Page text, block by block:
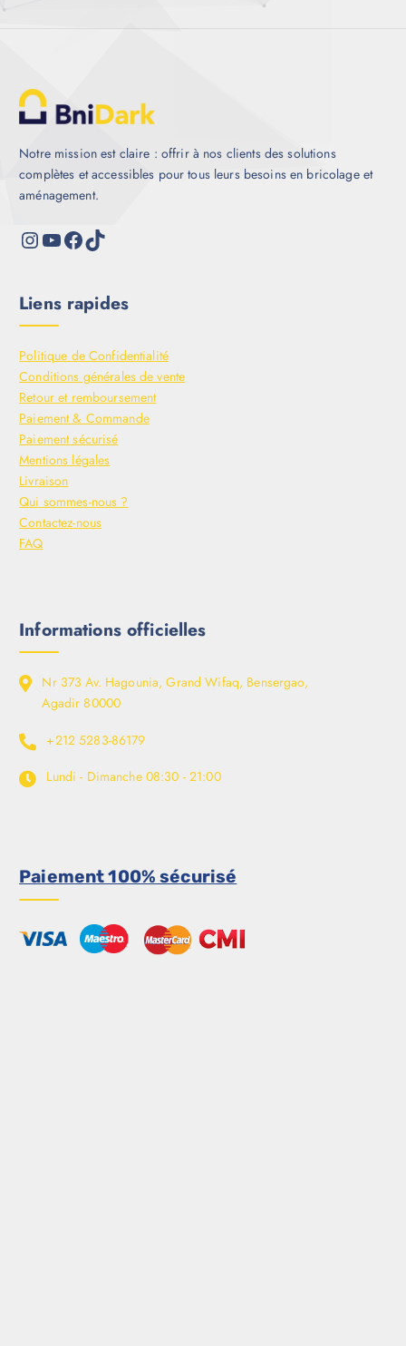
Notre mission est claire : offrir à nos clients des solutions
complètes et accessibles pour tous leurs besoins en bricolage et
aménagement.
Liens rapides
Politique de Confidentialité
Conditions générales de vente
Retour et remboursement
Paiement & Commande
Paiement sécurisé
Mentions légales
Livraison
Qui sommes-nous ?
Contactez-nous
FAQ
Informations officielles
Nr 373 Av. Hagounia, Grand Wifaq, Bensergao,
Agadir 80000
+212 5283-86179
Lundi - Dimanche 08:30 - 21:00
Paiement 100% sécurisé